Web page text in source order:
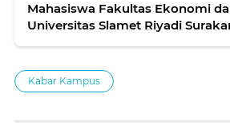
Mahasiswa Fakultas Ekonomi
Universitas Slamet Riyadi
Karanganyar
Kabar Kampus